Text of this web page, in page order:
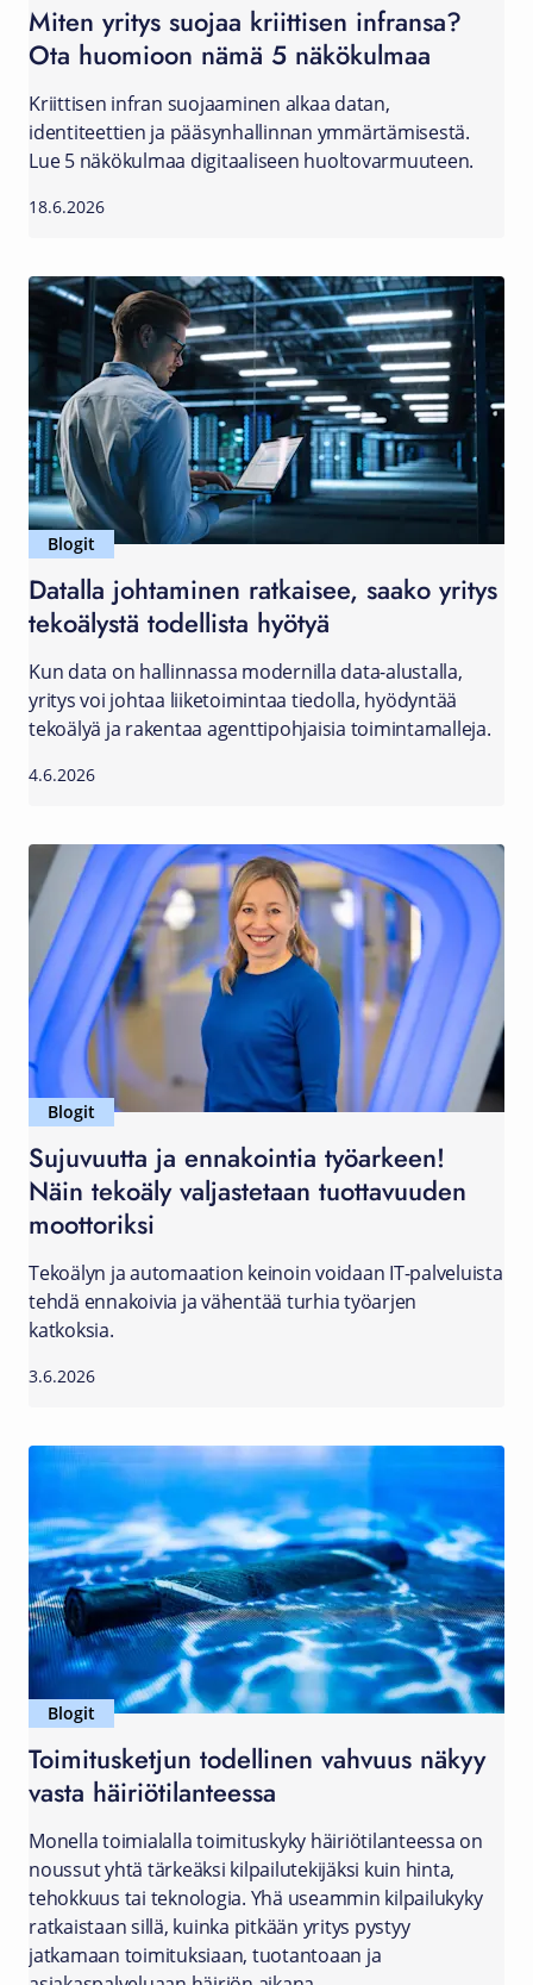
Miten yritys suojaa kriittisen infransa?
Ota huomioon nämä 5 näkökulmaa
Kriittisen infran suojaaminen alkaa datan,
identiteettien ja pääsynhallinnan ymmärtämisestä.
Lue 5 näkökulmaa digitaaliseen huoltovarmuuteen.
18.6.2026
Blogit
Datalla johtaminen ratkaisee, saako yritys
tekoälystä todellista hyötyä
Kun data on hallinnassa modernilla data-alustalla,
yritys voi johtaa liiketoimintaa tiedolla, hyödyntää
tekoälyä ja rakentaa agenttipohjaisia toimintamalleja.
4.6.2026
Blogit
Sujuvuutta ja ennakointia työarkeen!
Näin tekoäly valjastetaan tuottavuuden
moottoriksi
Tekoälyn ja automaation keinoin voidaan IT-palveluista
tehdä ennakoivia ja vähentää turhia työarjen
katkoksia.
3.6.2026
Blogit
Toimitusketjun todellinen vahvuus näkyy
vasta häiriötilanteessa
Monella toimialalla toimituskyky häiriötilanteessa on
noussut yhtä tärkeäksi kilpailutekijäksi kuin hinta,
tehokkuus tai teknologia. Yhä useammin kilpailukyky
ratkaistaan sillä, kuinka pitkään yritys pystyy
jatkamaan toimituksiaan, tuotantoaan ja